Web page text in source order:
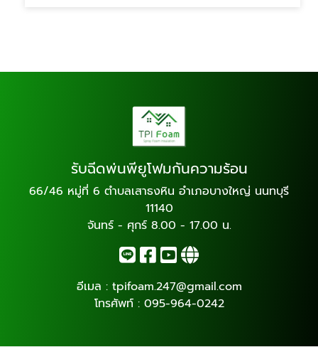
รับฉีดพ่นพียูโฟมกันความร้อน
66/46 หมู่ที่ 6 ตำบลเสาธงหิน อำเภอบางใหญ่ นนทบุรี
11140
จันทร์ - ศุกร์ 8.00 - 17.00 น.
อีเมล : tpifoam.247@gmail.com
โทรศัพท์ : 095-964-0242